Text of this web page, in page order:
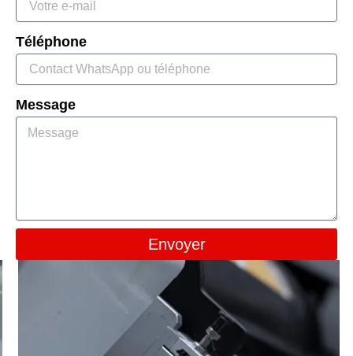
Téléphone
Message
Envoyer